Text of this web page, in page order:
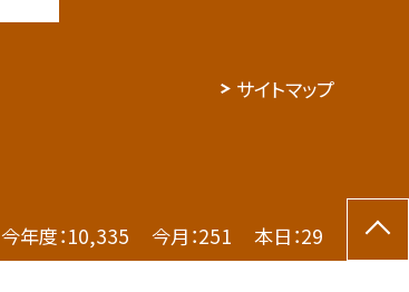
サイトマップ
今年度：10,335 今月：251 本日：29